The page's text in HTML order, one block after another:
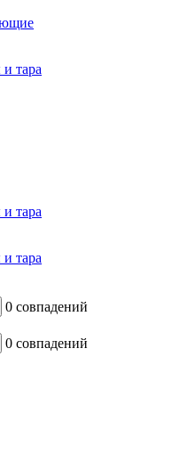
тара
тара
тара
0 совпадений
0 совпадений